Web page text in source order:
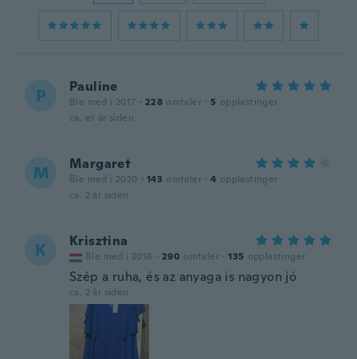
P Pauline
Ble med i 2017 · 228 omtaler · 5 opplastinger
ca. et år siden
M Margaret
Ble med i 2020 · 143 omtaler · 4 opplastinger
ca. 2 år siden
K Krisztina
Ble med i 2016 · 290 omtaler · 135 opplastinger
Szép a ruha, és az anyaga is nagyon jó
ca. 2 år siden